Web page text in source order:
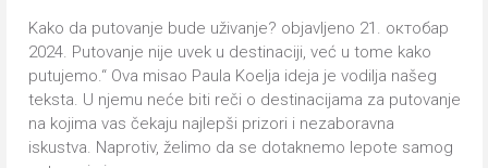
Kako da putovanje bude uživanje? objavljeno 21. октобар
2024. Putovanje nije uvek u destinaciji, već u tome kako
putujemo.“ Ova misao Paula Koelja ideja je vodilja našeg
teksta. U njemu neće biti reči o destinacijama za putovanje
na kojima vas čekaju najlepši prizori i nezaboravna
iskustva. Naprotiv, želimo da se dotaknemo lepote samog